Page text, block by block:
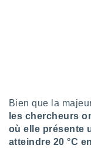
et
les
utiliser
Bien que la
les chercheurs
où elle présente
atteindre 20 °C